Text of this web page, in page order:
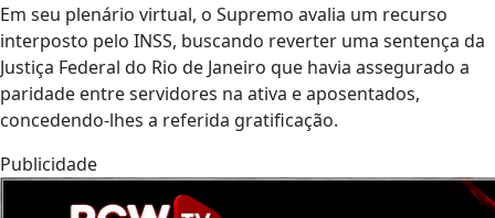
Em seu plenário virtual, o Supremo avalia um recurso
interposto pelo INSS, buscando reverter uma sentença da
Justiça Federal do Rio de Janeiro que havia assegurado a
paridade entre servidores na ativa e aposentados,
concedendo-lhes a referida gratificação.
Publicidade